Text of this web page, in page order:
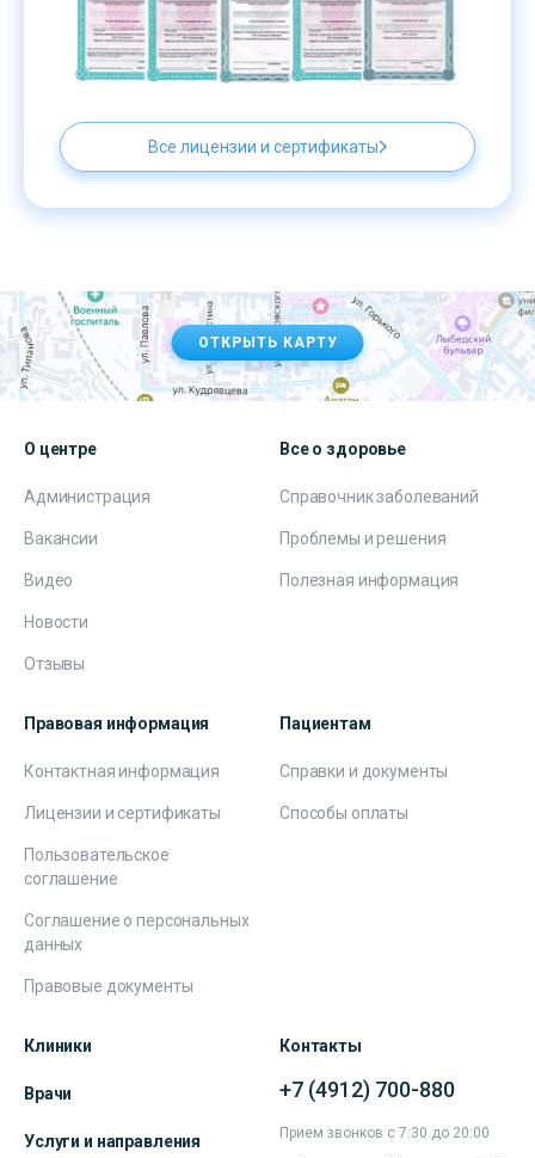
Все лицензии и сертификаты
ОТКРЫТЬ КАРТУ
О центре
Администрация
Вакансии
Видео
Новости
Отзывы
Все о здоровье
Справочник заболеваний
Проблемы и решения
Полезная информация
Правовая информация
Контактная информация
Лицензии и сертификаты
Пользовательское
соглашение
Соглашение о персональных
данных
Правовые документы
Пациентам
Справки и документы
Способы оплаты
Клиники
Врачи
Услуги и направления
Контакты
+7 (4912) 700-880
Прием звонков с 7:30 до 20:00